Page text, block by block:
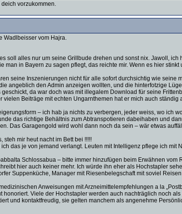
vorzukommen.
Wadlbeisser vom Hajra.
soll alles nur um seine Grillbude drehen und sonst nix. Jawoll,
man in Bayern zu sagen pflegt, das reichte mir. Wenn es hier
seine Inszenierungen nicht für alle sofort durchsichtig wie
angeblich den Admin anzeigen wollten, und die hinterfotzige
da war doch was mit illegalem Download für seine
Beiträge mit echten Ungarnthemen hat er mich auch
– ich hab ja nichts zu verbergen, jeder weiss, wo
das richtige Behältnis zum Abtranspotieren dabeihaben und
Das Garagengold wird wohl dann noch da sein – wär etwas
steh mir heut nacht im Bett bei !!!!!
das je von jemand verlangt. Leuten mit Intelligenz pflege ich
Schlossabua – bitte immer hinzufügen beim Erwähnen
hier auch keiner mehr. Ich würde ihn eher als Hochstapler
Suppenküche, Manager mit Riesenbelegschaft mit soviel
Anweisungen mit Arzneimittelempfehlungen a la
Viele der Hochstapler werden auch nachträglich noch
und kontaktfreudig, sie gelten manchem als angenehme